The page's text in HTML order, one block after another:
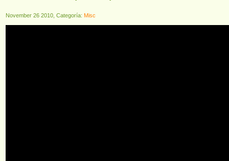
November 26 2010, Categoría: Misc